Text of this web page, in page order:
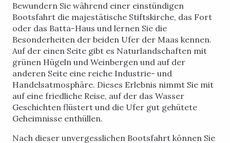
Bewundern Sie während einer einstündigen
Bootsfahrt die majestätische Stiftskirche, das Fort
oder das Batta-Haus und lernen Sie die
Besonderheiten der beiden Ufer der Maas kennen.
Auf der einen Seite gibt es Naturlandschaften mit
grünen Hügeln und Weinbergen und auf der
anderen Seite eine reiche Industrie- und
Handelsatmosphäre. Dieses Erlebnis nimmt Sie mit
auf eine friedliche Reise, auf der das Wasser
Geschichten flüstert und die Ufer gut gehütete
Geheimnisse enthüllen.
Nach dieser unvergesslichen Bootsfahrt können Sie